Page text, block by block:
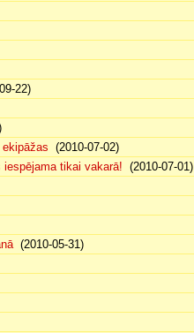
22)
(2010-07-02)
tikai vakarā! (2010-07-01)
(2010-05-31)